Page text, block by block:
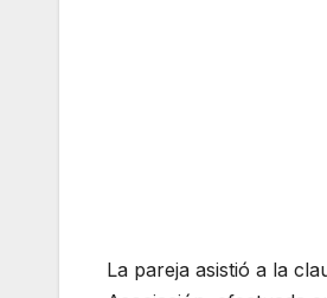
La pareja asistió a la